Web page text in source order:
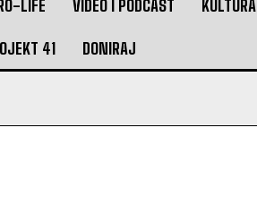
LIFE VIDEO I PODCAST KULTURA
41 DONIRAJ